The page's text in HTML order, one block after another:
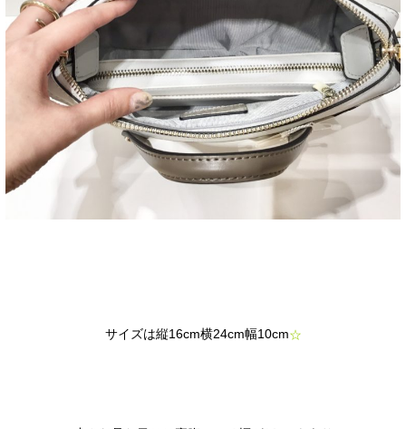
サイズは縦16cm横24cm幅10cm☆